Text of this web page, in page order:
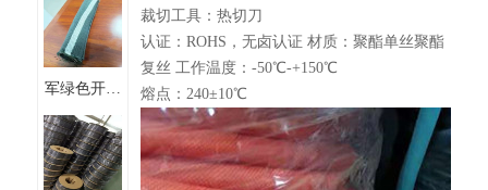
军绿色开口
自卷式编织
套管
裁切工具：热切刀
认证：ROHS，无卤认证 材质：聚酯单丝聚酯
复丝 工作温度：-50℃-+150℃
熔点：240±10℃